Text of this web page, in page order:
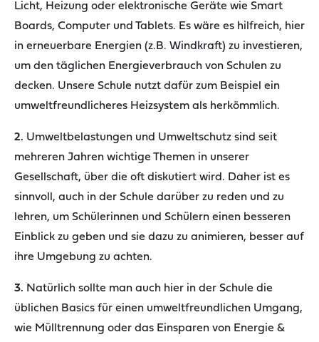
Licht, Heizung oder elektronische Geräte wie Smart
Boards, Computer und Tablets. Es wäre es hilfreich, hier
in erneuerbare Energien (z.B. Windkraft) zu investieren,
um den täglichen Energieverbrauch von Schulen zu
decken. Unsere Schule nutzt dafür zum Beispiel ein
umweltfreundlicheres Heizsystem als herkömmlich.
2. Umweltbelastungen und Umweltschutz sind seit
mehreren Jahren wichtige Themen in unserer
Gesellschaft, über die oft diskutiert wird. Daher ist es
sinnvoll, auch in der Schule darüber zu reden und zu
lehren, um Schülerinnen und Schülern einen besseren
Einblick zu geben und sie dazu zu animieren, besser auf
ihre Umgebung zu achten.
3. Natürlich sollte man auch hier in der Schule die
üblichen Basics für einen umweltfreundlichen Umgang,
wie Mülltrennung oder das Einsparen von Energie &